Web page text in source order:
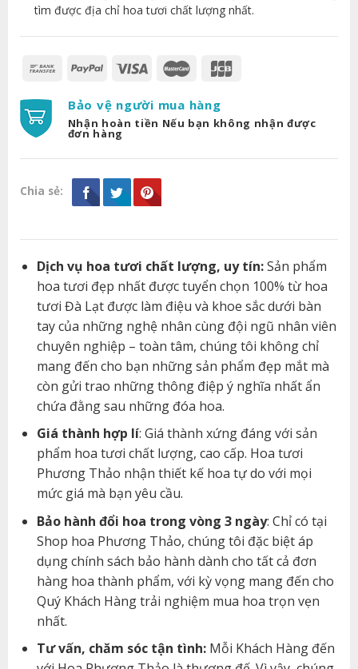
tìm được địa chỉ hoa tươi chất lượng nhất.
Bảo vệ người mua hàng
Nhận hoàn tiền Nếu bạn không nhận được
đơn hàng
Chia sẻ:
Dịch vụ hoa tươi chất lượng, uy tín:Sản phẩm
hoa tươi đẹp nhất được tuyển chọn 100% từ hoa
tươi Đà Lạt được làm điệu và khoe sắc dưới bàn
tay của những nghệ nhân cùng đội ngũ nhân viên
chuyên nghiệp – toàn tâm, chúng tôi không chỉ
mang đến cho bạn những sản phẩm đẹp mắt mà
còn gửi trao những thông điệp ý nghĩa nhất ẩn
chứa đằng sau những đóa hoa.
Giá thành hợp lí: Giá thành xứng đáng với sản
phẩm hoa tươi chất lượng, cao cấp. Hoa tươi
Phương Thảo nhận thiết kế hoa tự do với mọi
mức giá mà bạn yêu cầu.
Bảo hành đổi hoa trong vòng 3 ngày: Chỉ có tại
Shop hoa Phương Thảo, chúng tôi đặc biệt áp
dụng chính sách bảo hành dành cho tất cả đơn
hàng hoa thành phẩm, với kỳ vọng mang đến cho
Quý Khách Hàng trải nghiệm mua hoa trọn vẹn
nhất.
Tư vấn, chăm sóc tận tình:Mỗi Khách Hàng đến